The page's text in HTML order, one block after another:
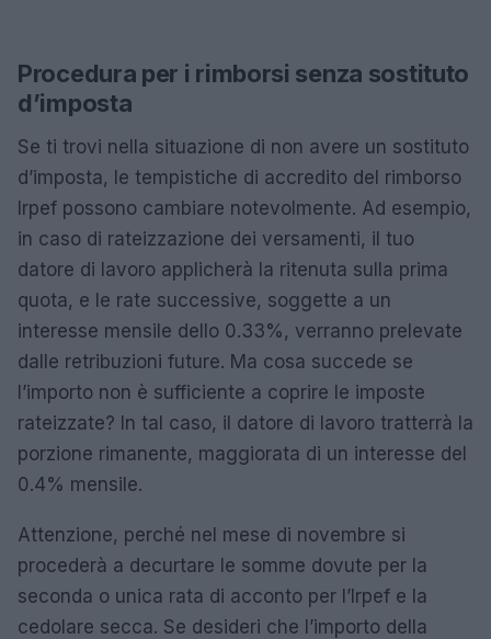
Procedura per i rimborsi senza sostituto
d’imposta
Se ti trovi nella situazione di non avere un sostituto
d’imposta, le tempistiche di accredito del rimborso
Irpef possono cambiare notevolmente. Ad esempio,
in caso di rateizzazione dei versamenti, il tuo
datore di lavoro applicherà la ritenuta sulla prima
quota, e le rate successive, soggette a un
interesse mensile dello 0.33%, verranno prelevate
dalle retribuzioni future. Ma cosa succede se
l’importo non è sufficiente a coprire le imposte
rateizzate? In tal caso, il datore di lavoro tratterrà la
porzione rimanente, maggiorata di un interesse del
0.4% mensile.
Attenzione, perché nel mese di novembre si
procederà a decurtare le somme dovute per la
seconda o unica rata di acconto per l’Irpef e la
cedolare secca. Se desideri che l’importo della